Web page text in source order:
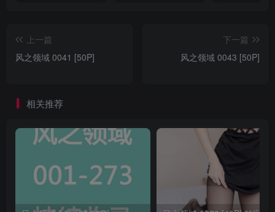
上一篇
风之领域 0041 [50P]
下一篇
风之领域 0043 [50P]
相关推荐